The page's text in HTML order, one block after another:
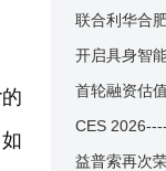
出创新"王牌
联合利华合
经济论坛全
应链新标杆
开启具身智
体，成全省
首轮融资估
甲机器人
CES
实力赋能全
益普索再次